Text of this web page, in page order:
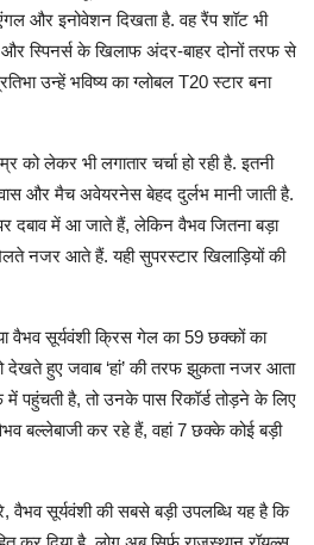
और इनोवेशन दिखता है. वह रैंप शॉट भी
स्पिनर्स के खिलाफ अंदर-बाहर दोनों तरफ से
उन्हें भविष्य का ग्लोबल T20 स्टार बना
को लेकर भी लगातार चर्चा हो रही है. इतनी
और मैच अवेयरनेस बेहद दुर्लभ मानी जाती है.
दबाव में आ जाते हैं, लेकिन वैभव जितना बड़ा
नजर आते हैं. यही सुपरस्टार खिलाड़ियों की
वैभव सूर्यवंशी क्रिस गेल का 59 छक्कों का
देखते हुए जवाब ‘हां’ की तरफ झुकता नजर आता
पहुंचती है, तो उनके पास रिकॉर्ड तोड़ने के लिए
बल्लेबाजी कर रहे हैं, वहां 7 छक्के कोई बड़ी
सूर्यवंशी की सबसे बड़ी उपलब्धि यह है कि